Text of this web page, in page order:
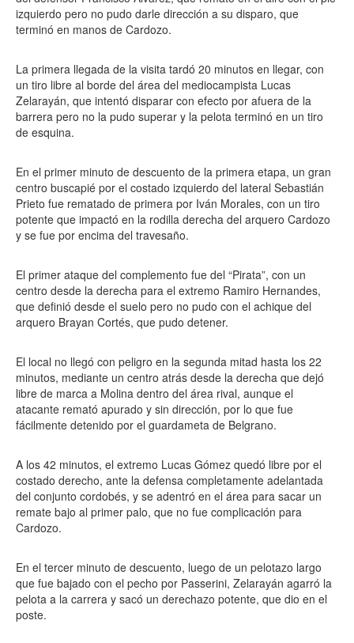
izquierdo pero no pudo darle dirección a su disparo, que
terminó en manos de Cardozo.
La primera llegada de la visita tardó 20 minutos en llegar, con
un tiro libre al borde del área del mediocampista Lucas
Zelarayán, que intentó disparar con efecto por afuera de la
barrera pero no la pudo superar y la pelota terminó en un tiro
de esquina.
En el primer minuto de descuento de la primera etapa, un gran
centro buscapié por el costado izquierdo del lateral Sebastián
Prieto fue rematado de primera por Iván Morales, con un tiro
potente que impactó en la rodilla derecha del arquero Cardozo
y se fue por encima del travesaño.
El primer ataque del complemento fue del “Pirata”, con un
centro desde la derecha para el extremo Ramiro Hernandes,
que definió desde el suelo pero no pudo con el achique del
arquero Brayan Cortés, que pudo detener.
El local no llegó con peligro en la segunda mitad hasta los 22
minutos, mediante un centro atrás desde la derecha que dejó
libre de marca a Molina dentro del área rival, aunque el
atacante remató apurado y sin dirección, por lo que fue
fácilmente detenido por el guardameta de Belgrano.
A los 42 minutos, el extremo Lucas Gómez quedó libre por el
costado derecho, ante la defensa completamente adelantada
del conjunto cordobés, y se adentró en el área para sacar un
remate bajo al primer palo, que no fue complicación para
Cardozo.
En el tercer minuto de descuento, luego de un pelotazo largo
que fue bajado con el pecho por Passerini, Zelarayán agarró la
pelota a la carrera y sacó un derechazo potente, que dio en el
poste.